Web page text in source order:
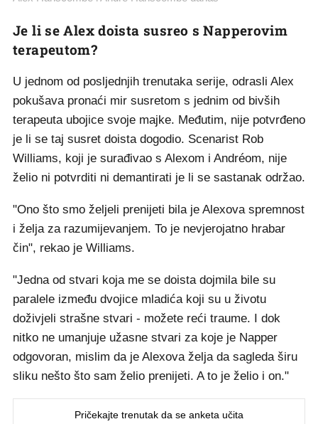
Je li se Alex doista susreo s Napperovim
terapeutom?
U jednom od posljednjih trenutaka serije, odrasli Alex
pokušava pronaći mir susretom s jednim od bivših
terapeuta ubojice svoje majke. Međutim, nije potvrđeno
je li se taj susret doista dogodio. Scenarist Rob
Williams, koji je surađivao s Alexom i Andréom, nije
želio ni potvrditi ni demantirati je li se sastanak održao.
"Ono što smo željeli prenijeti bila je Alexova spremnost
i želja za razumijevanjem. To je nevjerojatno hrabar
čin", rekao je Williams.
"Jedna od stvari koja me se doista dojmila bile su
paralele između dvojice mladića koji su u životu
doživjeli strašne stvari - možete reći traume. I dok
nitko ne umanjuje užasne stvari za koje je Napper
odgovoran, mislim da je Alexova želja da sagleda širu
sliku nešto što sam želio prenijeti. A to je želio i on."